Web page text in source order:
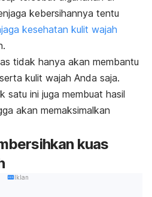
kebersihannya tentu
kesehatan kulit wajah
tidak hanya akan membantu
serta kulit wajah Anda saja.
satu ini juga membuat hasil
akan memaksimalkan
kuas
Iklan